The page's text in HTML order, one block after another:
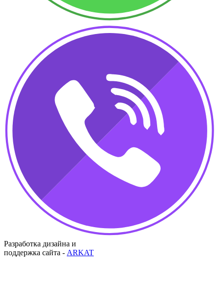
Разработка дизайна и
поддержка сайта - ARKAT